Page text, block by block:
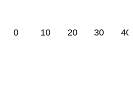
0 10 20 30 40